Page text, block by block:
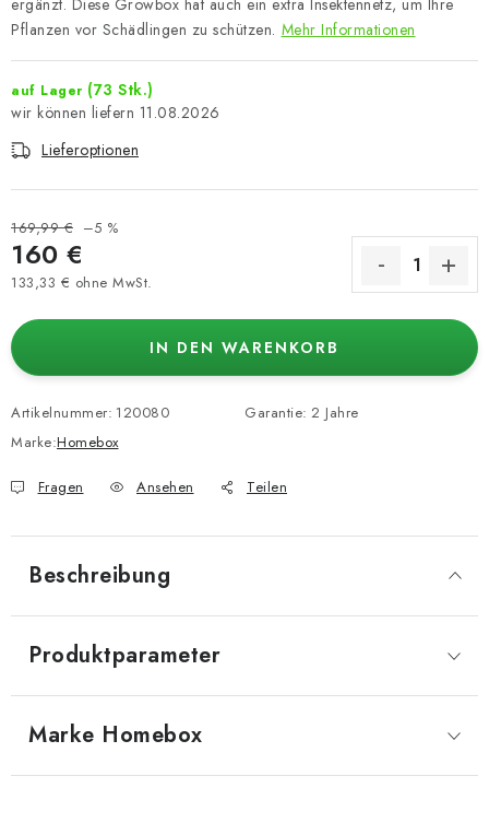
ergänzt. Diese Growbox hat auch ein extra Insektennetz, um Ihre
Pflanzen vor Schädlingen zu schützen. Mehr Informationen
auf Lager (73 Stk.)
11.08.2026
Lieferoptionen
169,99 € –5 %
160 €
133,33 € ohne MwSt.
IN DEN WARENKORB
Artikelnummer: 120080
Marke:Homebox
Garantie: 2 Jahre
Fragen Ansehen Teilen
Beschreibung
Produktparameter
Marke Homebox